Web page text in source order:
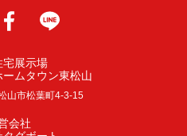
宅展示場
ムタウン東松山
山市松葉町4-3-15
会社